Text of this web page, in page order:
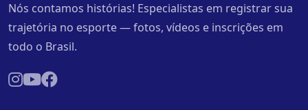
Nós contamos histórias! Especialistas em registrar sua
trajetória no esporte — fotos, vídeos e inscrições em
todo o Brasil.